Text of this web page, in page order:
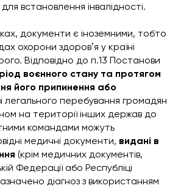
встановлення інвалідності.
документи є іноземними, тобто
охорони здоровʼя у країні
Відповідно до п.13 Постанови
воєнного стану та протягом
його припинення або
легального перебування громадян
на території інших держав до
командами можуть
медичні документи, видані в
(крім медичних документів,
Федерації або Республіці
діагноз з використанням